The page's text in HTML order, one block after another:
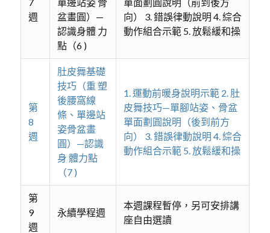
週
盆畫圓）—
認識身體 力
點（6 )
向） 3. 錯誤律動說明 4. 綜合
動作組合示範 5. 放鬆緩和操
第
8
週
肚皮舞基礎
技巧（重 塑
後腰窩線
條、單邊站
姿骨盆畫
圓）—認識
身 體力點
（7 )
1. 運動前暖身說明示範 2. 肚
皮舞技巧—單腳站姿、骨盆
單面劃圓說明（後到前方
向） 3. 錯誤律動說明 4. 綜合
動作組合示範 5. 放鬆緩和操
第
9
週
永續學程週
本週課程暫停，另可安排講
座自由選讀